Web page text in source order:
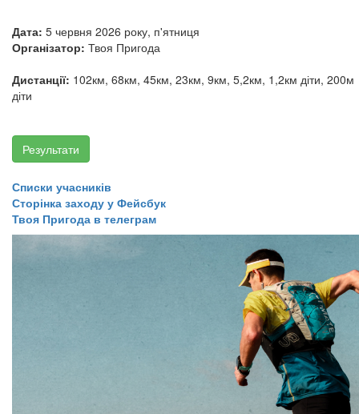
Дата: 5 червня 2026 року, п'ятниця
Організатор: Твоя Пригода
Дистанції: 102км, 68км, 45км, 23км, 9км, 5,2км, 1,2км діти, 200м
діти
Результати
Списки учасників
​​​​​​​​​Сторінка заходу у Фейсбук
​​​​Твоя Пригода в телеграм